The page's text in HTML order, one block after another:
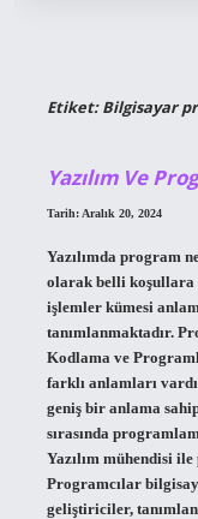
Etiket:Bilgisayar
Yazılım Ve
Tarih: Aralık 20, 2024
Yazılımda program
olarak belli koşullara
işlemler kümesi
tanımlanmaktadır.
Kodlama ve
farklı anlamları
geniş bir anlama
sırasında
Yazılım mühendisi
Programcılar
geliştiriciler,